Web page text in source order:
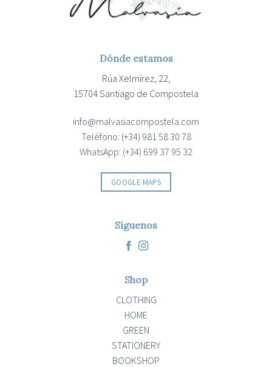
Dónde estamos
Rúa Xelmírez, 22,
15704 Santiago de Compostela
info@malvasiacompostela.com
Teléfono: (+34) 981 58 30 78
WhatsApp: (+34) 699 37 95 32
GOOGLE MAPS
Síguenos
Shop
CLOTHING
HOME
GREEN
STATIONERY
BOOKSHOP